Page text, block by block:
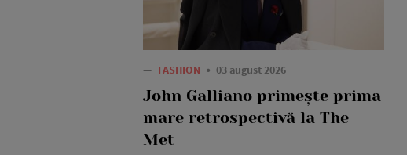
— FASHION 03 august 2026
John Galliano primește prima
mare retrospectivă la The
Met